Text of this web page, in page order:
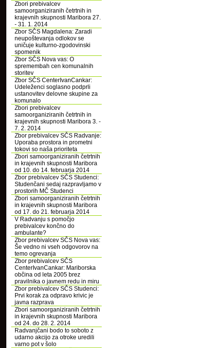
Zbori prebivalcev
samoorganiziranih četrtnih in
krajevnih skupnosti Maribora 27.
- 31. 1. 2014
Zbor SČS Magdalena: Zaradi
neupoštevanja odlokov se
uničuje kulturno-zgodovinski
spomenik
Zbor SČS Nova vas: O
spremembah cen komunalnih
storitev
Zbor SČS CenterIvanCankar:
Udeleženci soglasno podprli
ustanovitev delovne skupine za
komunalo
Zbori prebivalcev
samoorganiziranih četrtnih in
krajevnih skupnosti Maribora 3. -
7. 2. 2014
Zbor prebivalcev SČS Radvanje:
Uporaba prostora in prometni
tokovi so naša prioriteta
Zbori samoorganiziranih četrtnih
in krajevnih skupnosti Maribora
od 10. do 14. februarja 2014
Zbor prebivalcev SČS Studenci:
Studenčani sedaj razpravljamo v
prostorih MČ Studenci
Zbori samoorganiziranih četrtnih
in krajevnih skupnosti Maribora
od 17. do 21. februarja 2014
V Radvanju s pomočjo
prebivalcev končno do
ambulante?
Zbor prebivalcev SČS Nova vas:
Še vedno ni vseh odgovorov na
temo ogrevanja
Zbor prebivalcev SČS
CenterIvanCankar: Mariborska
občina od leta 2005 brez
pravilnika o javnem redu in miru
Zbor prebivalcev SČS Studenci:
Prvi korak za odpravo krivic je
javna razprava
Zbori samoorganiziranih četrtnih
in krajevnih skupnosti Maribora
od 24. do 28. 2. 2014
Radvanjčani bodo to soboto z
udarno akcijo za otroke uredili
varno pot v šolo